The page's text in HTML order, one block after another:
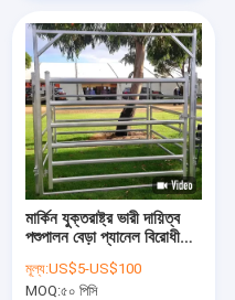
মার্কিন যুক্তরাষ্ট্র ভারী দায়িত্ব
পশুপালন বেড়া প্যানেল বিরোধী
প্যানেল
মূল্য:US$5-US$100
MOQ:৫০ পিসি